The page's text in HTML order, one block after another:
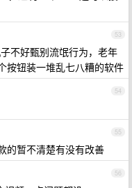
53
不好甄别流氓行为，老年
按钮装一堆乱七八糟的软件
54
55
的暂不清楚有没有改善
56